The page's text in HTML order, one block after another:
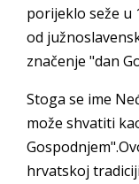
porijeklo seže u
od
značenje "dan
Stoga se ime
može shvatiti
hrvatskoj